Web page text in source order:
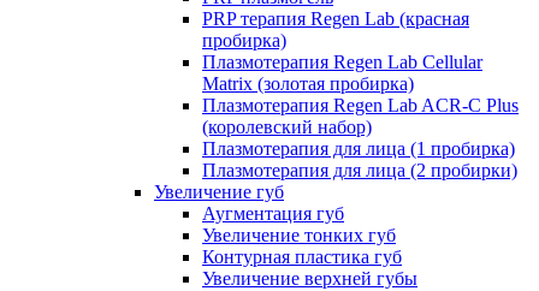
PRP терапия Regen Lab (красная
пробирка)
Плазмотерапия Regen Lab Cellular
Matrix (золотая пробирка)
Плазмотерапия Regen Lab ACR-C Plus
(королевский набор)
Плазмотерапия для лица (1 пробирка)
Плазмотерапия для лица (2 пробирки)
Увеличение губ
Аугментация губ
Увеличение тонких губ
Контурная пластика губ
Увеличение верхней губы